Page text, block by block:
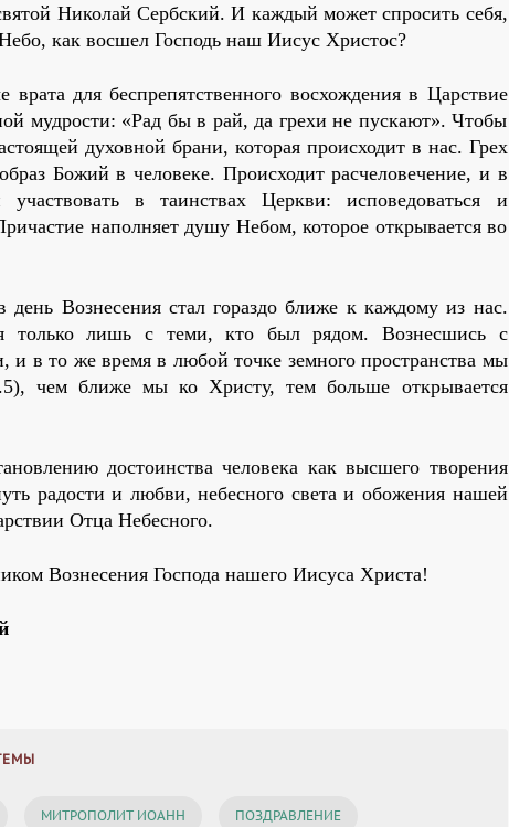
Николай Сербский. И каждый может спросить себя,
как восшел Господь наш Иисус Христос?
для беспрепятственного восхождения в Царствие
мудрости: «Рад бы в рай, да грехи не пускают». Чтобы
духовной брани, которая происходит в нас. Грех
Божий в человеке. Происходит расчеловечение, и в
в таинствах Церкви: исповедоваться и
наполняет душу Небом, которое открывается во
Вознесения стал гораздо ближе к каждому из нас.
только лишь с теми, кто был рядом. Вознесшись с
в то же время в любой точке земного пространства мы
чем ближе мы ко Христу, тем больше открывается
достоинства человека как высшего творения
радости и любви, небесного света и обожения нашей
Отца Небесного.
Вознесения Господа нашего Иисуса Христа!
МИТРОПОЛИТ ИОАНН ПОЗДРАВЛЕНИЕ